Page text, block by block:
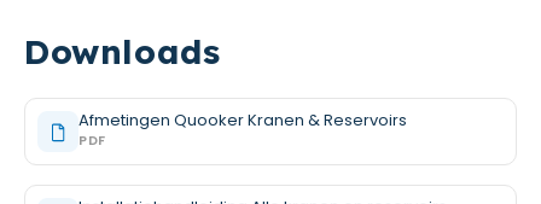
Downloads
Afmetingen Quooker Kranen & Reservoirs
PDF